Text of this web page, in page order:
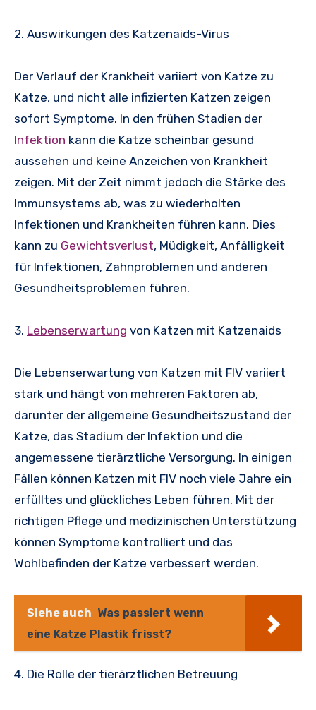
2. Auswirkungen des Katzenaids-Virus
Der Verlauf der Krankheit variiert von Katze zu
Katze, und nicht alle infizierten Katzen zeigen
sofort Symptome. In den frühen Stadien der
Infektion kann die Katze scheinbar gesund
aussehen und keine Anzeichen von Krankheit
zeigen. Mit der Zeit nimmt jedoch die Stärke des
Immunsystems ab, was zu wiederholten
Infektionen und Krankheiten führen kann. Dies
kann zu Gewichtsverlust, Müdigkeit, Anfälligkeit
für Infektionen, Zahnproblemen und anderen
Gesundheitsproblemen führen.
3. Lebenserwartung von Katzen mit Katzenaids
Die Lebenserwartung von Katzen mit FIV variiert
stark und hängt von mehreren Faktoren ab,
darunter der allgemeine Gesundheitszustand der
Katze, das Stadium der Infektion und die
angemessene tierärztliche Versorgung. In einigen
Fällen können Katzen mit FIV noch viele Jahre ein
erfülltes und glückliches Leben führen. Mit der
richtigen Pflege und medizinischen Unterstützung
können Symptome kontrolliert und das
Wohlbefinden der Katze verbessert werden.
Siehe auch Was passiert wenn
eine Katze Plastik frisst?
4. Die Rolle der tierärztlichen Betreuung